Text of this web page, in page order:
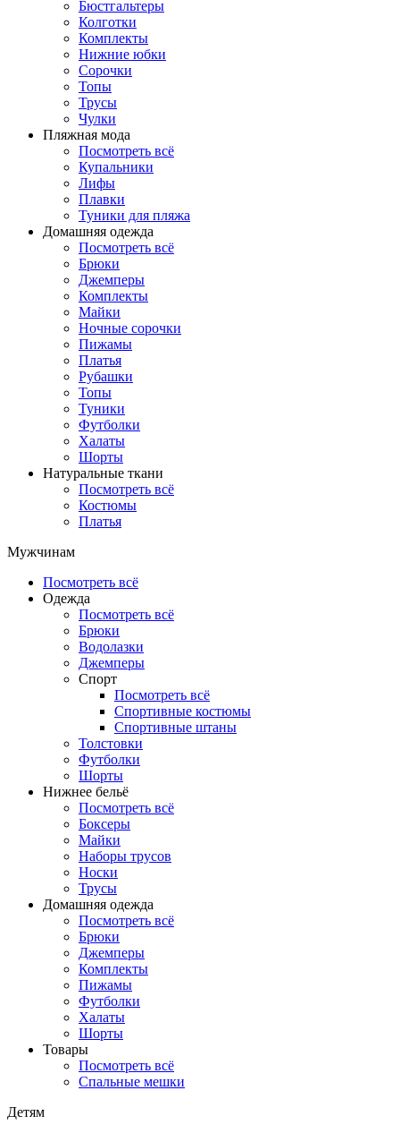
Бюстгальтеры
Колготки
Комплекты
Нижние юбки
Сорочки
Топы
Трусы
Чулки
Пляжная мода
Посмотреть всё
Купальники
Лифы
Плавки
Туники для пляжа
Домашняя одежда
Посмотреть всё
Брюки
Джемперы
Комплекты
Майки
Ночные сорочки
Пижамы
Платья
Рубашки
Топы
Туники
Футболки
Халаты
Шорты
Натуральные ткани
Посмотреть всё
Костюмы
Платья
Мужчинам
Посмотреть всё
Одежда
Посмотреть всё
Брюки
Водолазки
Джемперы
Спорт
Посмотреть всё
Спортивные костюмы
Спортивные штаны
Толстовки
Футболки
Шорты
Нижнее бельё
Посмотреть всё
Боксеры
Майки
Наборы трусов
Носки
Трусы
Домашняя одежда
Посмотреть всё
Брюки
Джемперы
Комплекты
Пижамы
Футболки
Халаты
Шорты
Товары
Посмотреть всё
Спальные мешки
Детям